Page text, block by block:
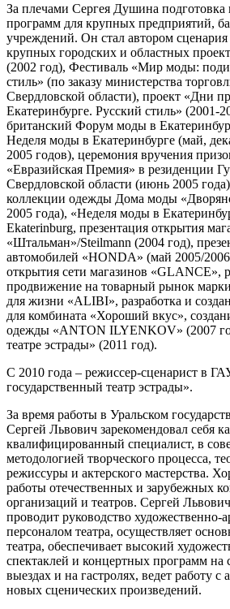
За плечами Сергея Душина
программ для крупных предприятий,
учреждений. Он стал автором
крупных городских и областных
(2002 год), Фестиваль «Мир моды:
стиль» (по заказу министерства
Свердловской области), проект «Дни
Екатеринбурге. Русский стиль» (2001-
британский Форум моды в
Неделя моды в Екатеринбурге (май,
2005 годов), церемония вручения
«Евразийская Премия» в резиденции
Свердловской области (июнь 2005
коллекции одежды Дома моды
2005 года), «Неделя моды в
Ekaterinburg, презентация открытия
«Штальман»/Steilmann (2004 год),
автомобилей «HONDA» (май 2005/
открытия сети магазинов «GLANCE»,
продвижение на товарный рынок
для жизни «ALIBI», разработка и
для комбината «Хороший вкус»,
одежды «ANTON ILYENKOV» (2007
театре эстрады» (2011 год).
С 2010 года – режиссер-сценарист в
государственный театр эстрады».
За время работы в Уральском
Сергей Львович зарекомендовал себя
квалифицированный специалист, в
методологией творческого процесса,
режиссуры и актерского мастерства.
работы отечественных и зарубежных
организаций и театров. Сергей
проводит руководство художественно-
персоналом театра, осуществляет
театра, обеспечивает высокий
спектаклей и концертных программ на
выездах и на гастролях, ведет работу
новых сценических произведений.